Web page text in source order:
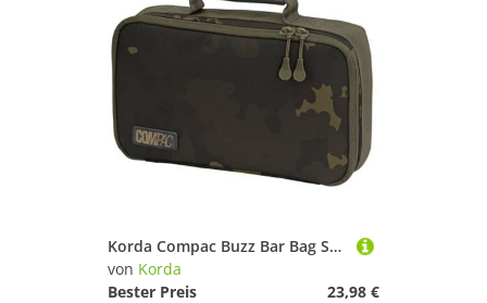
Korda Compac Buzz Bar Bag Small Dark Kamo 25x17x8cm - Angeltasche, Zubehörtasche, Tasche zum Karpfenangeln
von Korda
Bester Preis
23,98 €